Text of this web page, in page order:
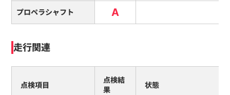
プロペラシャフト A
走行関連
点検項目
点検結
果
状態